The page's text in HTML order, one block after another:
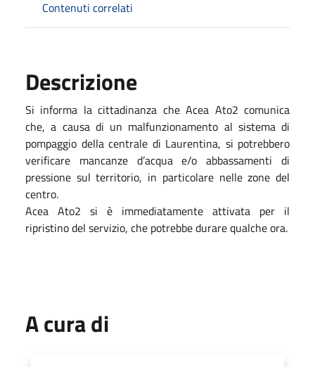
Contenuti correlati
Descrizione
Si informa la cittadinanza che Acea Ato2 comunica
che, a causa di un malfunzionamento al sistema di
pompaggio della centrale di Laurentina, si potrebbero
verificare mancanze d’acqua e/o abbassamenti di
pressione sul territorio, in particolare nelle zone del
centro.
Acea Ato2 si è immediatamente attivata per il
ripristino del servizio, che potrebbe durare qualche ora.
A cura di